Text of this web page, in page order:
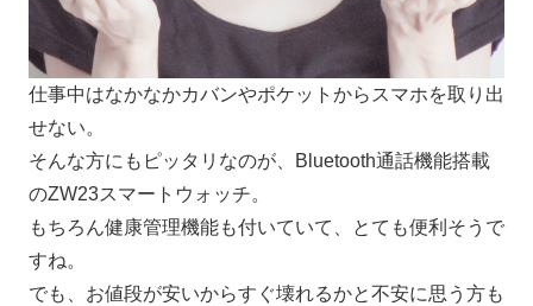
仕事中はなかなかカバンやポケットからスマホを取り出
せない。
そんな方にもピッタリなのが、Bluetooth通話機能搭載
のZW23スマートウォッチ。
もちろん健康管理機能も付いていて、とても便利そうで
すね。
でも、お値段が安いからすぐ壊れるかと不安に思う方も